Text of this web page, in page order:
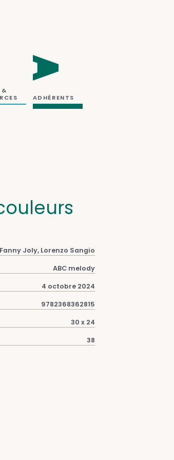
&
ADHÉRENTS
Fanny Joly, Lorenzo Sangio
ABC melody
4 octobre 2024
9782368362815
30 x 24
38